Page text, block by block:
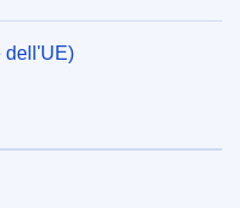
dell'UE)